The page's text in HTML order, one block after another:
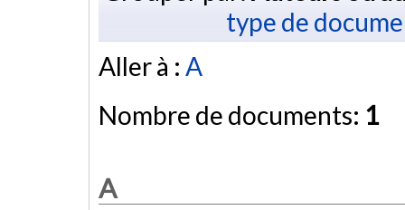
type de
Aller à : A
Nombre de documents: 1
A